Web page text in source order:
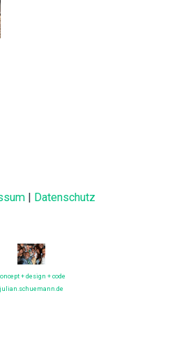
| Datenschutz
+ design + code
julian.schuemann.de